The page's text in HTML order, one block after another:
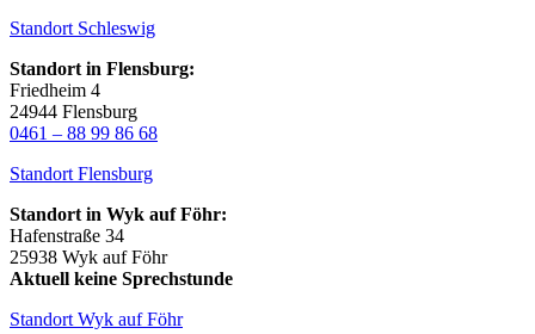
Standort Schleswig
Standort in Flensburg:
Friedheim 4
24944 Flensburg
0461 – 88 99 86 68
Standort Flensburg
Standort in Wyk auf Föhr:
Hafenstraße 34
25938 Wyk auf Föhr
Aktuell keine Sprechstunde
Standort Wyk auf Föhr